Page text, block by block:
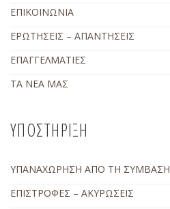
ΕΠΙΚΟΙΝΩΝΙΑ
ΕΡΩΤΗΣΕΙΣ – ΑΠΑΝΤΗΣΕΙΣ
ΕΠΑΓΓΕΛΜΑΤΙΕΣ
ΤΑ ΝΕΑ ΜΑΣ
ΥΠΟΣΤΗΡΙΞΗ
ΥΠΑΝΑΧΩΡΗΣΗ ΑΠΟ ΤΗ ΣΥΜΒΑΣΗ
ΕΠΙΣΤΡΟΦΕΣ – ΑΚΥΡΩΣΕΙΣ